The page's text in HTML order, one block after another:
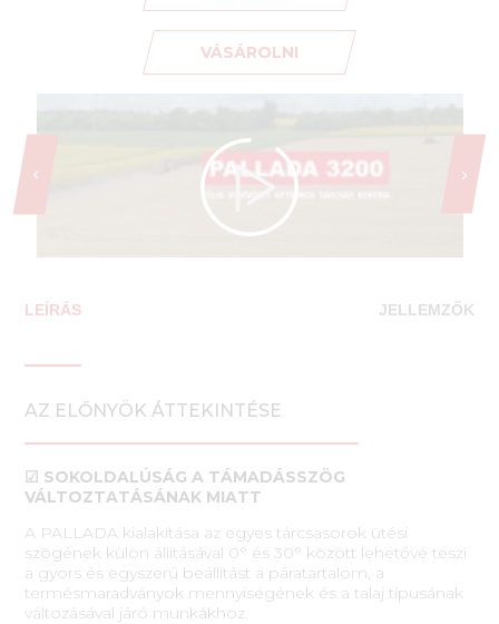
VÁSÁROLNI
LEÍRÁS JELLEMZŐK
AZ ELŐNYÖK ÁTTEKINTÉSE
☑ SOKOLDALÚSÁG A TÁMADÁSSZÖG
VÁLTOZTATÁSÁNAK MIATT
A PALLADA kialakítása az egyes tárcsasorok ütési
szögének külön állításával 0° és 30° között lehetővé teszi
a gyors és egyszerű beállítást a páratartalom, a
termésmaradványok mennyiségének és a talaj típusának
változásával járó munkákhoz.